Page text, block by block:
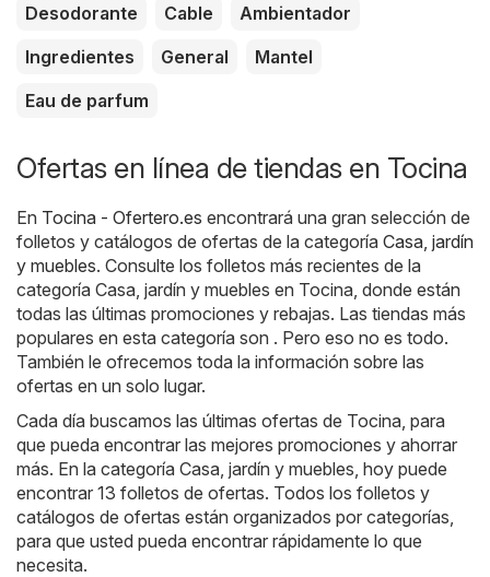
Desodorante
Cable
Ambientador
Ingredientes
General
Mantel
Eau de parfum
Ofertas en línea de tiendas en Tocina
En Tocina - Ofertero.es encontrará una gran selección de
folletos y catálogos de ofertas de la categoría Casa, jardín
y muebles. Consulte los folletos más recientes de la
categoría Casa, jardín y muebles en Tocina, donde están
todas las últimas promociones y rebajas. Las tiendas más
populares en esta categoría son . Pero eso no es todo.
También le ofrecemos toda la información sobre las
ofertas en un solo lugar.
Cada día buscamos las últimas ofertas de Tocina, para
que pueda encontrar las mejores promociones y ahorrar
más. En la categoría Casa, jardín y muebles, hoy puede
encontrar 13 folletos de ofertas. Todos los folletos y
catálogos de ofertas están organizados por categorías,
para que usted pueda encontrar rápidamente lo que
necesita.